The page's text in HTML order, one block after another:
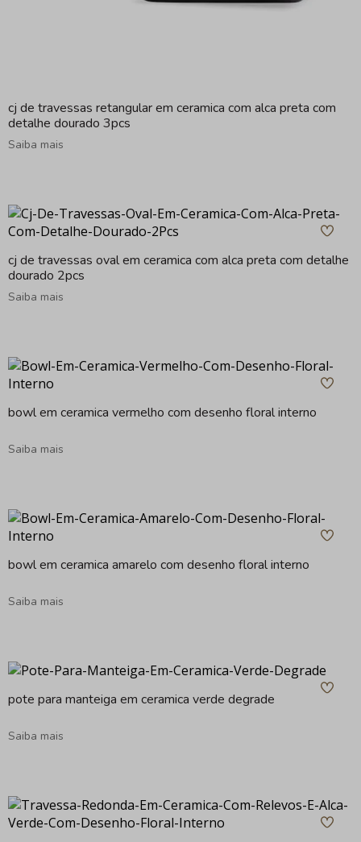
cj de travessas retangular em ceramica com alca preta com
detalhe dourado 3pcs
Saiba mais
cj de travessas oval em ceramica com alca preta com detalhe
dourado 2pcs
Saiba mais
bowl em ceramica vermelho com desenho floral interno
Saiba mais
bowl em ceramica amarelo com desenho floral interno
Saiba mais
pote para manteiga em ceramica verde degrade
Saiba mais